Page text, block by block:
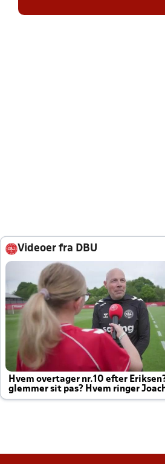
Videoer fra DBU
Hvem overtager nr.10 efter
glemmer sit pas? Hvem ringer
altid til efter kampe?